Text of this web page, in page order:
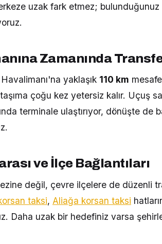
uzak fark etmez;
Zamanında
yaklaşık 110 km
çoğu kez yetersiz kalır. Uçuş
terminale ulaştırıyor, dönüşte de
ve İlçe Bağlantıları
değil, çevre ilçelere de düzenli
taksi, Aliağa korsan taksi
Daha uzak bir hedefiniz varsa